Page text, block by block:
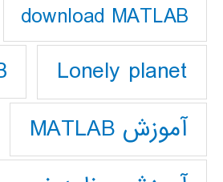
download MATLAB
Lonely planet
آموزش MATLAB